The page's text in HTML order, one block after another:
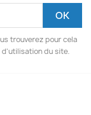
trouverez pour cela
du site.